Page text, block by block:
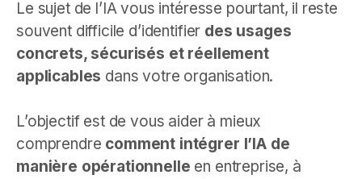
Le sujet de l’IA vous intéresse pourtant, il reste
souvent difficile d’identifier des usages
concrets, sécurisés et réellement
applicables dans votre organisation.
L’objectif est de vous aider à mieux
comprendre comment intégrer l’IA de
manière opérationnelle en entreprise, à